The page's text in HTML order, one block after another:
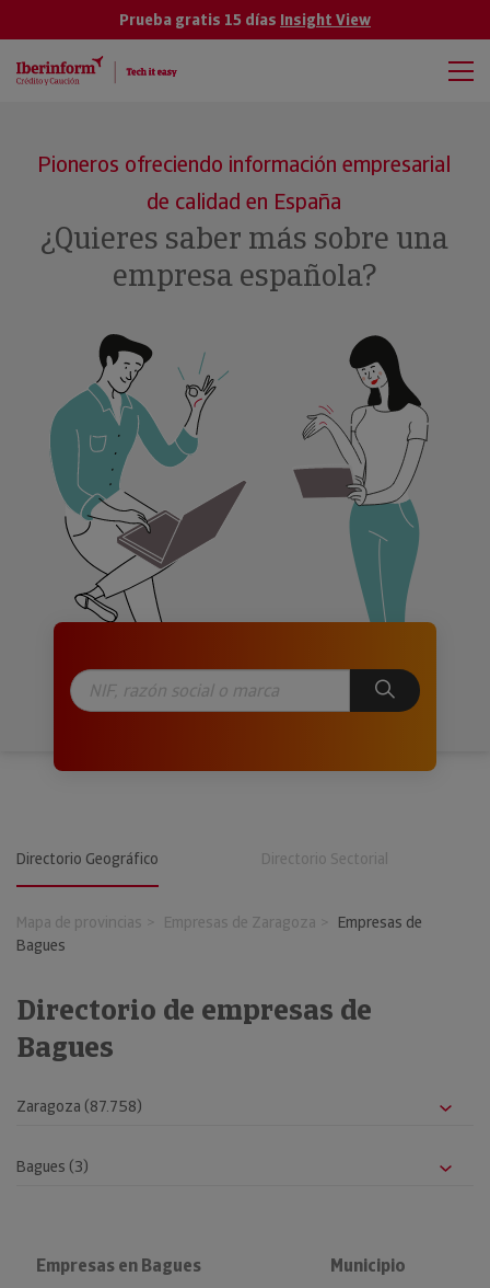
Prueba gratis 15 días Insight View
Pioneros ofreciendo información empresarial
de calidad en España
¿Quieres saber más sobre una
empresa española?
Directorio Geográfico Directorio Sectorial
Mapa de provincias Empresas de Zaragoza
Empresas de
Bagues
Directorio de empresas de
Bagues
Empresas en Bagues Municipio